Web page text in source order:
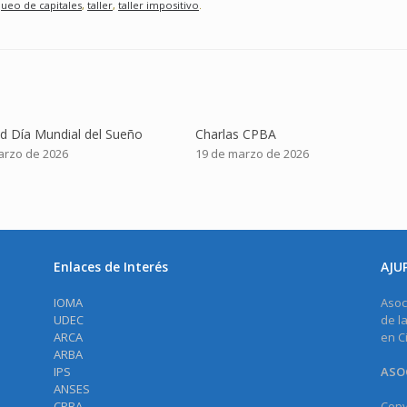
de capitales, taller, taller impositivo
Día Mundial del Sueño
de 2026
Charlas CPBA
19 de marzo de 2026
Enlaces de Interés
IOMA
UDEC
ARCA
ARBA
IPS
ANSES
de
en